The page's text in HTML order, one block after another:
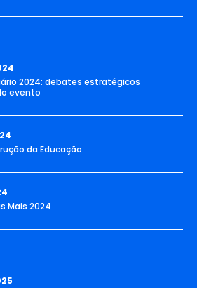
2024: debates estratégicos
evento
da Educação
Mais 2024